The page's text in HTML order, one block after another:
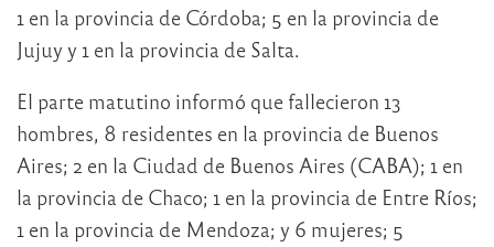
1 en la provincia de Córdoba; 5 en la provincia de
Jujuy y 1 en la provincia de Salta.
El parte matutino informó que fallecieron 13
hombres, 8 residentes en la provincia de Buenos
Aires; 2 en la Ciudad de Buenos Aires (CABA); 1 en
la provincia de Chaco; 1 en la provincia de Entre Ríos;
1 en la provincia de Mendoza; y 6 mujeres; 5